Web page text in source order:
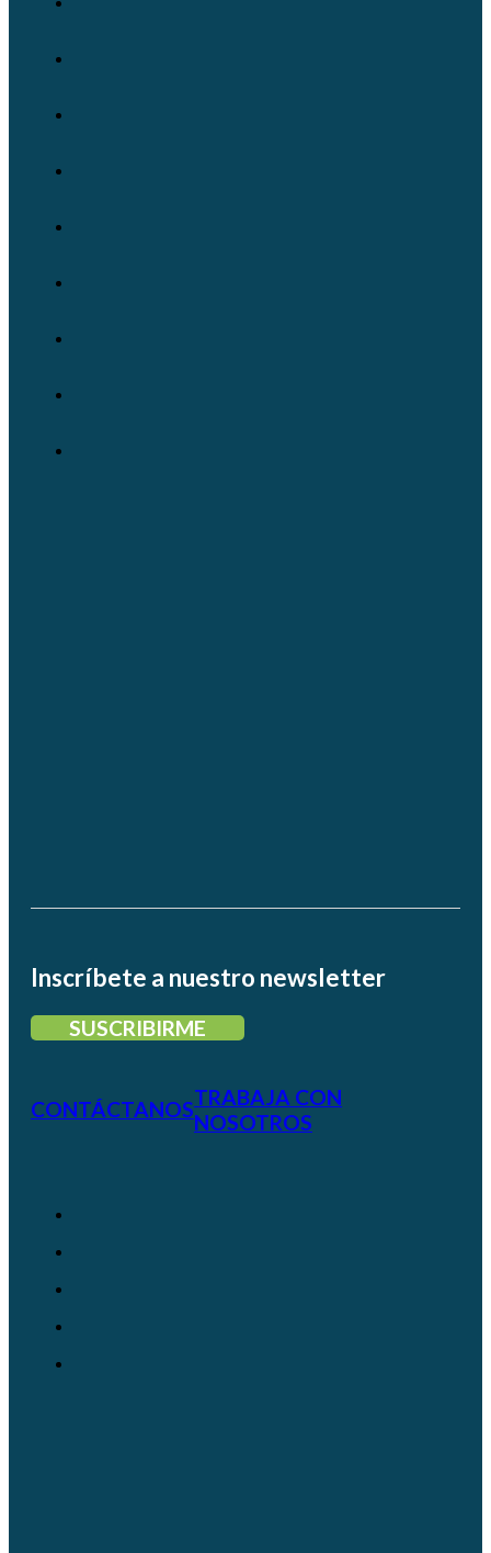
Inscríbete a nuestro newsletter
SUSCRIBIRME
CONTÁCTANOSTRABAJA CON
NOSOTROS